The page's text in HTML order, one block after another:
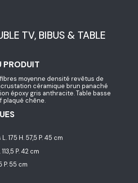
TV, BIBUS & TABLE
PRODUIT
moyenne densité revêtus de
céramique brun panaché
époxy gris anthracite. Table basse
plaqué chêne.
175 H. 57,5 P. 45 cm
P. 42 cm
P. 55 cm